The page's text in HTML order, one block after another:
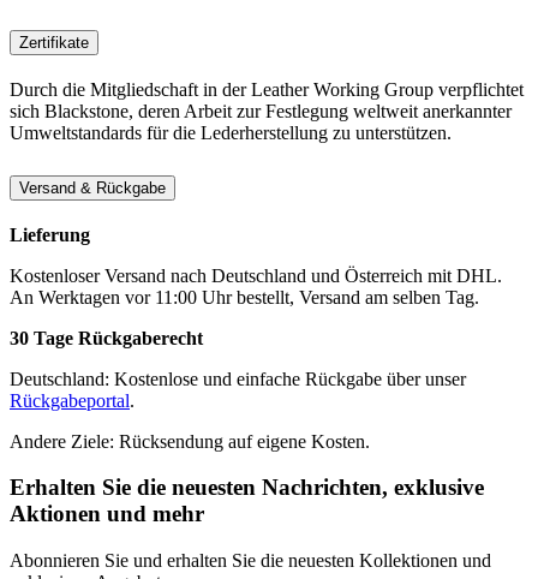
Zertifikate
Durch die Mitgliedschaft in der Leather Working Group verpflichtet
sich Blackstone, deren Arbeit zur Festlegung weltweit anerkannter
Umweltstandards für die Lederherstellung zu unterstützen.
Versand & Rückgabe
Lieferung
Kostenloser Versand nach Deutschland und Österreich mit DHL.
An Werktagen vor 11:00 Uhr bestellt, Versand am selben Tag.
30 Tage Rückgaberecht
Deutschland: Kostenlose und einfache Rückgabe über unser
Rückgabeportal.
Andere Ziele: Rücksendung auf eigene Kosten.
Erhalten Sie die neuesten Nachrichten, exklusive
Aktionen und mehr
Abonnieren Sie und erhalten Sie die neuesten Kollektionen und